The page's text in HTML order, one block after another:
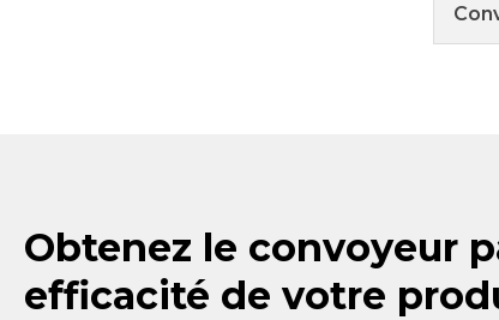
Obtenez le convoyeur
efficacité de votre